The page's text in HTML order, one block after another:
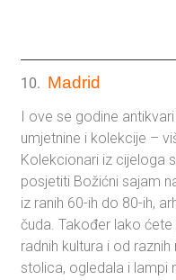
10. Madrid
I ove se godine
umjetnine i kolekcije –
Kolekcionari iz cijeloga
posjetiti Božićni sajam
iz ranih 60-ih do 80-ih,
čuda. Također lako
radnih kultura i od
stolica, ogledala i lampi